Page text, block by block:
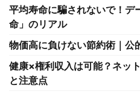
平均寿命に騙されないで！デ
命」のリアル
物価高に負けない節約術｜公
健康×権利収入は可能？ネッ
と注意点